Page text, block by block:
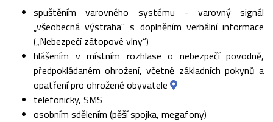
spuštěním varovného systému - varovný signál
„všeobecná výstraha" s doplněním verbální informace
(„Nebezpečí zátopové vlny“)
hlášením v místním rozhlase o nebezpečí povodně,
předpokládaném ohrožení, včetně základních pokynů a
opatření pro ohrožené obyvatele
telefonicky, SMS
osobním sdělením (pěší spojka, megafony)